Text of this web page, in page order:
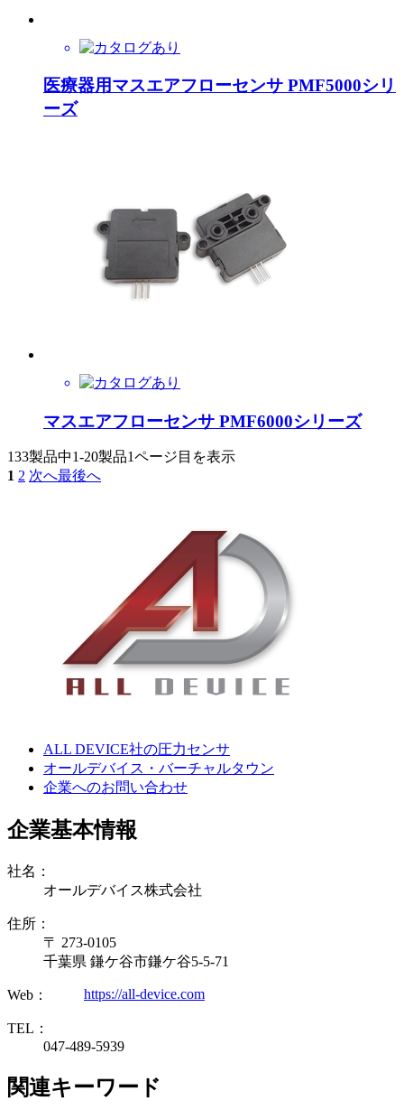
医療器用マスエアフローセンサ PMF5000シリ
ーズ
マスエアフローセンサ PMF6000シリーズ
133製品中1-20製品1ページ目を表示
1 2 次へ最後へ
ALL DEVICE社の圧力センサ
オールデバイス・バーチャルタウン
企業へのお問い合わせ
企業基本情報
社名：
オールデバイス株式会社
住所：
〒 273-0105
千葉県 鎌ケ谷市鎌ケ谷5-5-71
Web： https://all-device.com
TEL：
047-489-5939
関連キーワード